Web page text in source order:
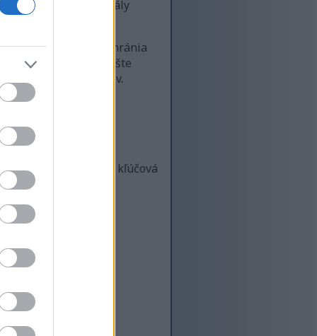
Tieto minerály
stresu a chránia
antioxidačnú silu ešte
hladinu antioxidantov.
Táto vláknina je kľúčová
a zdravými.
črevu lepšie
črevá.